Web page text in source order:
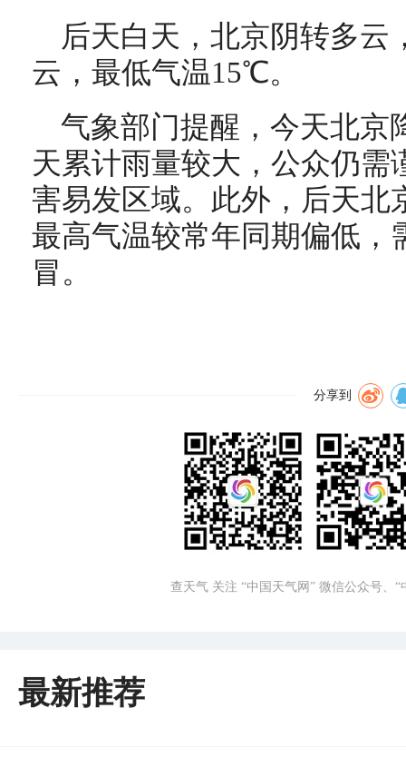
后天白天，北京阴转多
云，最低气温15℃。
气象部门提醒，今天北京
天累计雨量较大，公众仍需
害易发区域。此外，后天北
最高气温较常年同期偏低，
冒。
分享到
查天气 关注 “中国天气网” 微信公众号、
最新推荐